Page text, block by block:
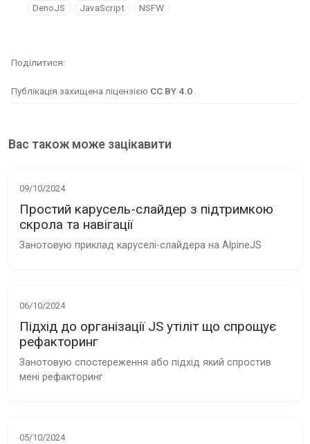
DenoJS JavaScript NSFW
Публікація захищена ліцензією CC BY 4.0 .
Поділитися
Вас також може зацікавити
09/10/2024
Простий карусель-слайдер з підтримкою
скрола та навігації
Занотовую приклад каруселі-слайдера на AlpineJS
06/10/2024
Підхід до організації JS утіліт що спрощує
рефакторинг
Занотовую спостереження або підхід який спростив
мені рефакторинг
05/10/2024